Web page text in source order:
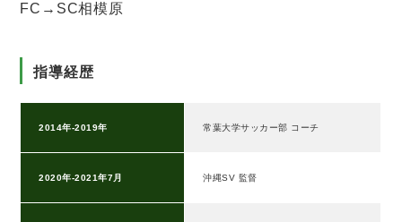
FC→SC相模原
指導経歴
2014年-2019年 常葉大学サッカー部 コーチ
2020年-2021年7月 沖縄SV 監督